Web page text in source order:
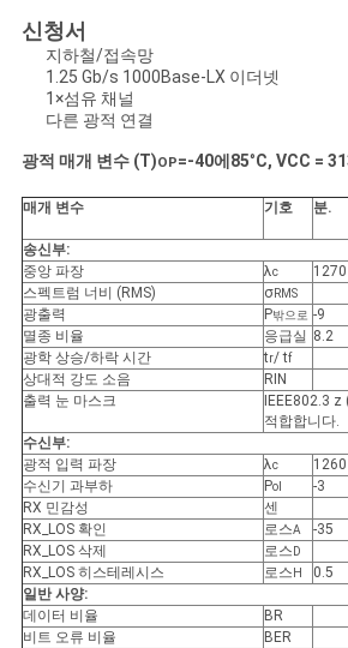
요
이
트
맵
개
인
정
보
보
호
정
신청서
지하철/접속망
1.25 Gb/s 1000Base-LX 이더넷
1×섬유 채널
다른 광적 연결
광적 매개 변수 (T)OP=-40에 85°C, VCC = 3
매개 변수 기호 분.
송신부:
중앙 파장
λc 1270
스펙트럼 너비 (RMS)
σRMS
광출력
P밖으로 -9
멸종 비율
응급실 8.2
광학 상승/하락 시간
tr/ tf
상대적 강도 소음
RIN
출력 눈 마스크
IEEE802.3
적합합니다.
수신부:
광적 입력 파장
λc 1260
수신기 과부하
Pol -3
RX 민감성
센
RX_LOS 확인
로스A -35
RX_LOS 삭제
로스 D
RX_LOS 히스테레시스
로스 H 0.5
일반 사양:
데이터 비율
BR
비트 오류 비율
BER